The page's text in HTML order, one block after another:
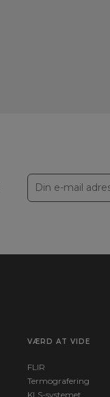
VÆRD AT VIDE
FLIR
Termografering
KLS-systemet